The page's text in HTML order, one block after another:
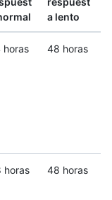
a lento
horas 48 horas
horas 48 horas